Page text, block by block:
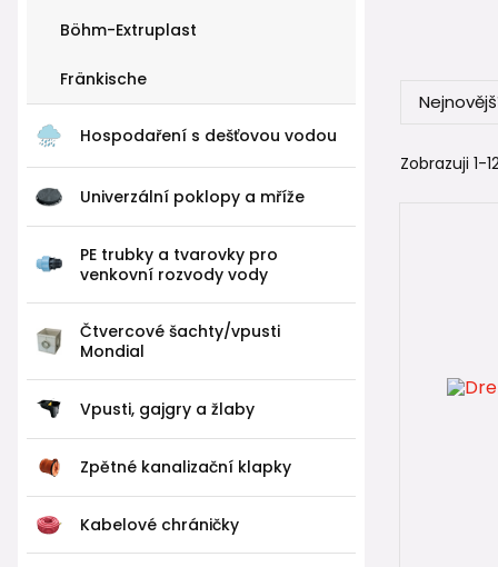
Böhm-Extruplast
Fränkische
Hospodaření s dešťovou vodou
Univerzální poklopy a mříže
PE trubky a tvarovky pro
venkovní rozvody vody
Čtvercové šachty/vpusti
Mondial
Vpusti, gajgry a žlaby
Zpětné kanalizační klapky
Kabelové chráničky
1️⃣
Zobrazuji 1-